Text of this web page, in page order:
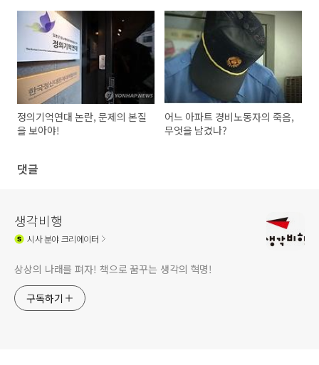
정의기억연대 논란, 문제의 본질
을 보아야!
어느 아파트 경비노동자의 죽음,
무엇을 남겼나?
댓글
생각비행
시사분야 크리에이터
상상의 나래를 펴자! 책으로 꿈꾸는 생각의 혁명!
구독하기